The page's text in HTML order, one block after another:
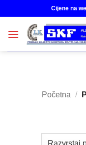
to
content
Cijene na
Početna /